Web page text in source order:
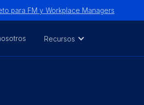
para FM y Workplace Managers
Recursos